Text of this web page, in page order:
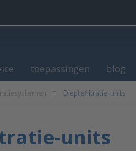
toepassingen blog
Dieptefiltratie-units
units